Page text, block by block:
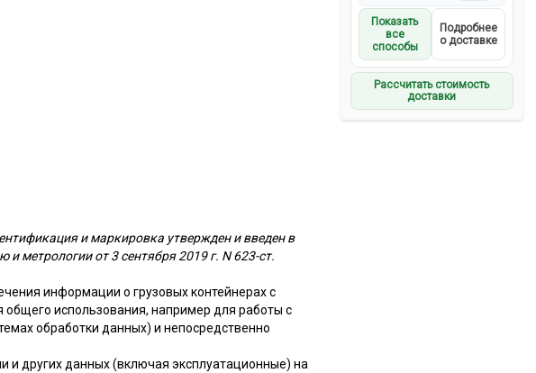
Показать
все
способы
Подробнее
о доставке
Рассчитать стоимость
доставки
и маркировка утвержден и введен в
метрологии от 3 сентября 2019 г. N 623-ст.
информации о грузовых контейнерах с
использования, например для работы с
обработки данных) и непосредственно
других данных (включая эксплуатационные) на